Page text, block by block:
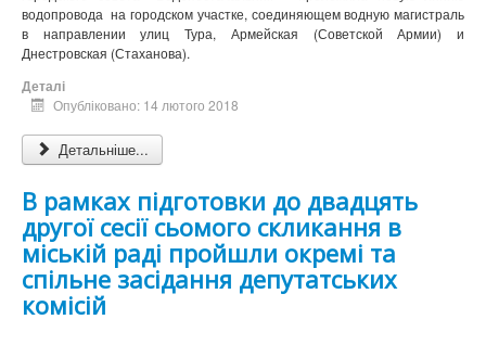
водопровода на городском участке, соединяющем водную магистраль
в направлении улиц Тура, Армейская (Советской Армии) и
Днестровская (Стаханова).
Деталі
Опубліковано: 14 лютого 2018
Детальніше...
В рамках підготовки до двадцять
другої сесії сьомого скликання в
міській раді пройшли окремі та
спільне засідання депутатських
комісій